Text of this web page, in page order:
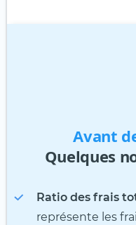
Avant
Quelques
Ratio des frais
représente les